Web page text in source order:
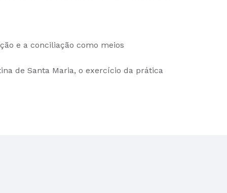
e a conciliação como meios
de Santa Maria, o exercício da prática